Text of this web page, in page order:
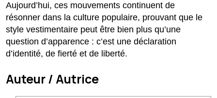
Aujourd’hui, ces mouvements continuent de
résonner dans la culture populaire, prouvant que le
style vestimentaire peut être bien plus qu’une
question d’apparence : c’est une déclaration
d’identité, de fierté et de liberté.
Auteur / Autrice